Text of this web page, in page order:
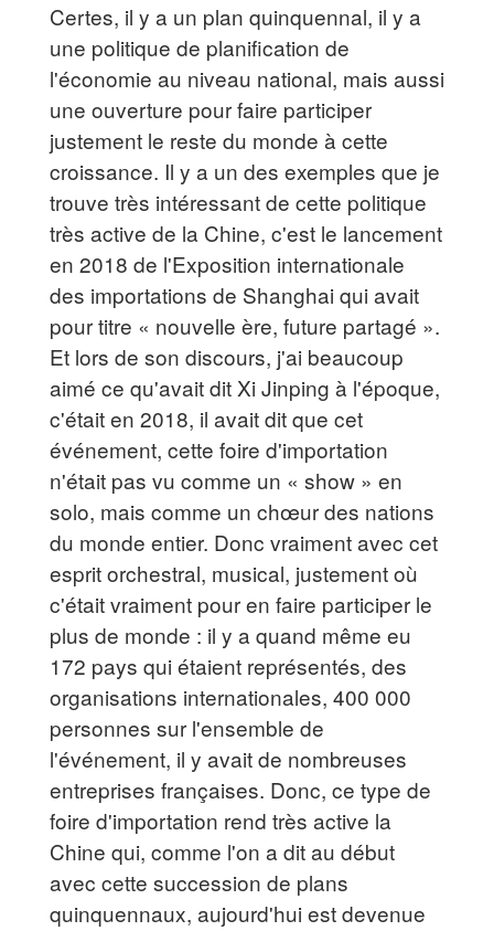
Certes, il y a un plan quinquennal, il y a
une politique de planification de
l'économie au niveau national, mais aussi
une ouverture pour faire participer
justement le reste du monde à cette
croissance. Il y a un des exemples que je
trouve très intéressant de cette politique
très active de la Chine, c'est le lancement
en 2018 de l'Exposition internationale
des importations de Shanghai qui avait
pour titre « nouvelle ère, future partagé ».
Et lors de son discours, j'ai beaucoup
aimé ce qu'avait dit Xi Jinping à l'époque,
c'était en 2018, il avait dit que cet
événement, cette foire d'importation
n'était pas vu comme un « show » en
solo, mais comme un chœur des nations
du monde entier. Donc vraiment avec cet
esprit orchestral, musical, justement où
c'était vraiment pour en faire participer le
plus de monde : il y a quand même eu
172 pays qui étaient représentés, des
organisations internationales, 400 000
personnes sur l'ensemble de
l'événement, il y avait de nombreuses
entreprises françaises. Donc, ce type de
foire d'importation rend très active la
Chine qui, comme l'on a dit au début
avec cette succession de plans
quinquennaux, aujourd'hui est devenue